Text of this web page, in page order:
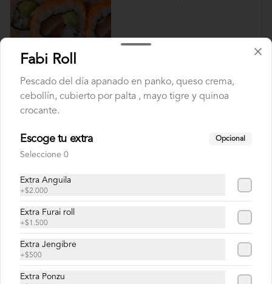
Diego Roll
Doctor Roll
$8.500
Fabi Roll
Pescado del día apanado en panko, queso crema,
cebollín, cubierto por palta , mayo tigre y quinoa
crocante.
Escoge tu extra Opcional
Seleccione 0
Extra Anguila
+$2.000
Extra Furai roll
+$1.500
Extra Jengibre
+$500
Extra Ponzu